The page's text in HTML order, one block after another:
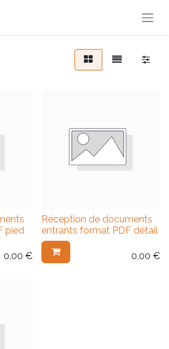
pied
0,00 €
Réception de documents
entrants format PDF détail
0,00 €